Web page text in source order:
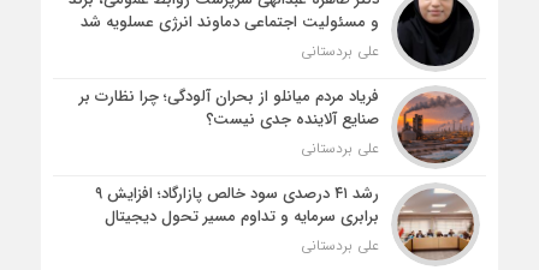
و مسئولیت اجتماعی دماوند انرژی عسلویه شد
علی بردستانی
فریاد مردم میانلو از بحران آلودگی؛ چرا نظارت بر
صنایع آلاینده جدی نیست؟
علی بردستانی
رشد ۴۱ درصدی سود خالص پازارگاد؛ افزایش ۹
برابری سرمایه و تداوم مسیر تحول دیجیتال
علی بردستانی